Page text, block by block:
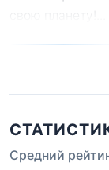
Средний